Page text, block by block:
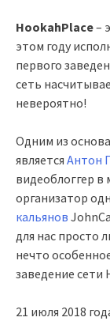
HookahPlace–
этом году
первого
сеть
невероятно!
Одним из
является Антон
видеоблоггер в
организатор
кальянов
для нас просто
нечто
заведение сети
21 июля 2018